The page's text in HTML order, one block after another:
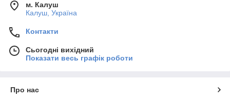
м. Калуш
Калуш, Україна
Контакти
Сьогодні вихідний
Показати весь графік роботи
Про нас